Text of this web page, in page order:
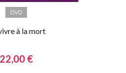
DVD
à la mort
22,00 €